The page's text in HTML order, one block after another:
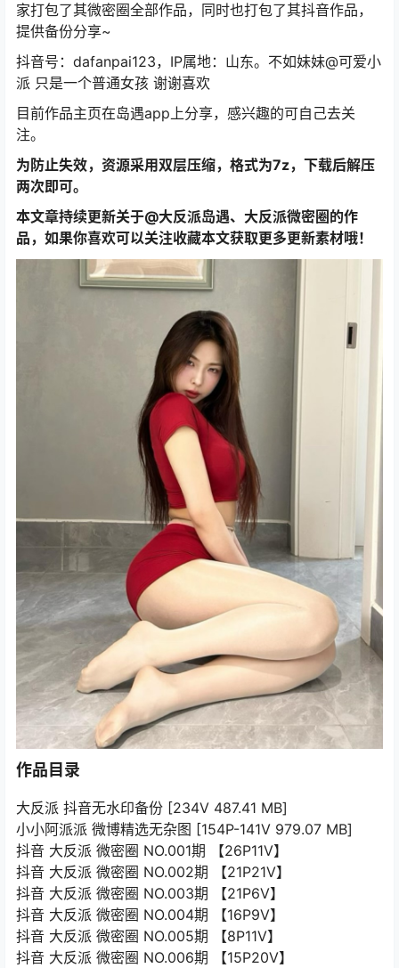
家打包了其微密圈全部作品，同时也打包了其抖音作品，
提供备份分享~
抖音号：dafanpai123，IP属地：山东。不如妹妹@可爱小
派 只是一个普通女孩 谢谢喜欢
目前作品主页在岛遇app上分享，感兴趣的可自己去关
注。
为防止失效，资源采用双层压缩，格式为7z，下载后解压
两次即可。
本文章持续更新关于@大反派岛遇、大反派微密圈的作
品，如果你喜欢可以关注收藏本文获取更多更新素材哦！
作品目录
大反派 抖音无水印备份 [234V 487.41 MB]
小小阿派派 微博精选无杂图 [154P-141V 979.07 MB]
抖音 大反派 微密圈 NO.001期 【26P11V】
抖音 大反派 微密圈 NO.002期 【21P21V】
抖音 大反派 微密圈 NO.003期 【21P6V】
抖音 大反派 微密圈 NO.004期 【16P9V】
抖音 大反派 微密圈 NO.005期 【8P11V】
抖音 大反派 微密圈 NO.006期 【15P20V】